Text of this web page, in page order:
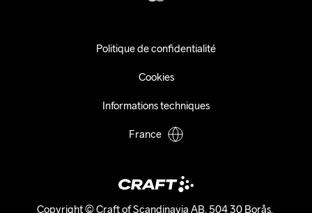
Copyright © Craft of Scandinavia AB, 504 30 Borås.
Politique de confidentialité
Cookies
Informations techniques
France